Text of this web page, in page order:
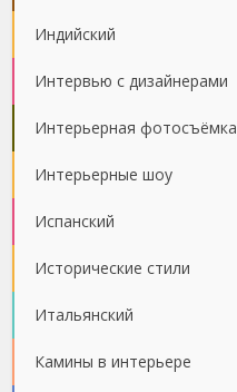
Индийский
Интервью с дизайнерами
Интерьерная фотосъёмка
Интерьерные шоу
Испанский
Исторические стили
Итальянский
Камины в интерьере